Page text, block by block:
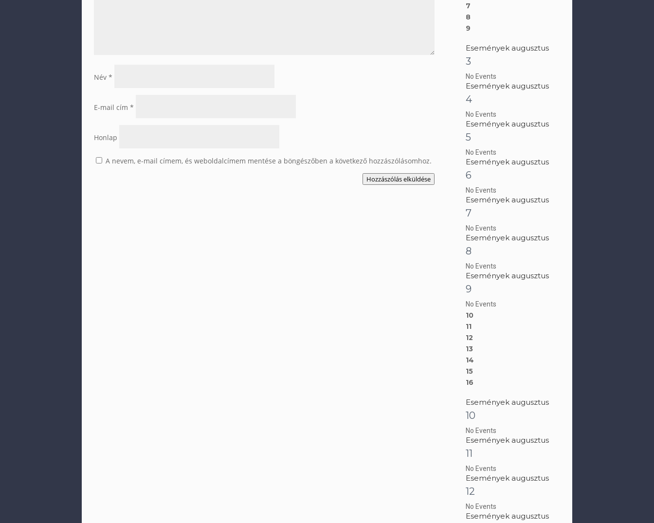
Név *
E-mail cím *
Honlap
A nevem, e-mail címem, és weboldalcímem mentése a böngészőben a következő hozzászólásomhoz.
Hozzászólás elküldése
7
8
9
Események augusztus
3
No Events
Események augusztus
4
No Events
Események augusztus
5
No Events
Események augusztus
6
No Events
Események augusztus
7
No Events
Események augusztus
8
No Events
Események augusztus
9
No Events
10
11
12
13
14
15
16
Események augusztus
10
No Events
Események augusztus
11
No Events
Események augusztus
12
No Events
Események augusztus